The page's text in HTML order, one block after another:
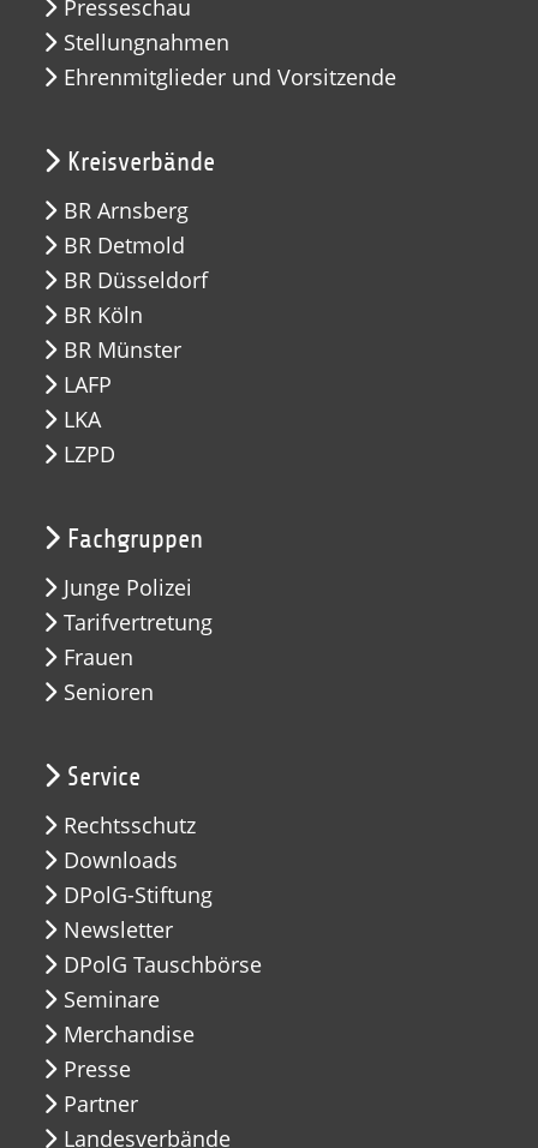
Presseschau
Stellungnahmen
Ehrenmitglieder und Vorsitzende
Kreisverbände
BR Arnsberg
BR Detmold
BR Düsseldorf
BR Köln
BR Münster
LAFP
LKA
LZPD
Fachgruppen
Junge Polizei
Tarifvertretung
Frauen
Senioren
Service
Rechtsschutz
Downloads
DPolG-Stiftung
Newsletter
DPolG Tauschbörse
Seminare
Merchandise
Presse
Partner
Landesverbände